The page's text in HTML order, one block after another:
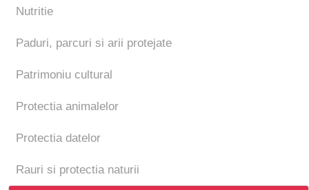
Nutritie
Paduri, parcuri si arii protejate
Patrimoniu cultural
Protectia animalelor
Protectia datelor
Rauri si protectia naturii